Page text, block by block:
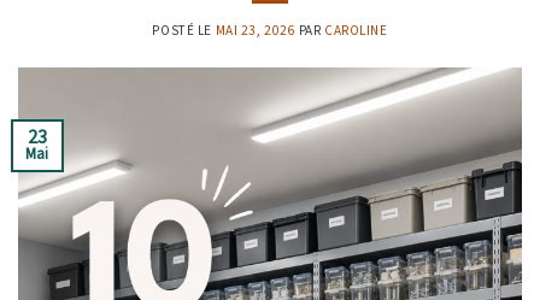
POSTÉ LE MAI 23, 2026 PAR CAROLINE
23
Mai